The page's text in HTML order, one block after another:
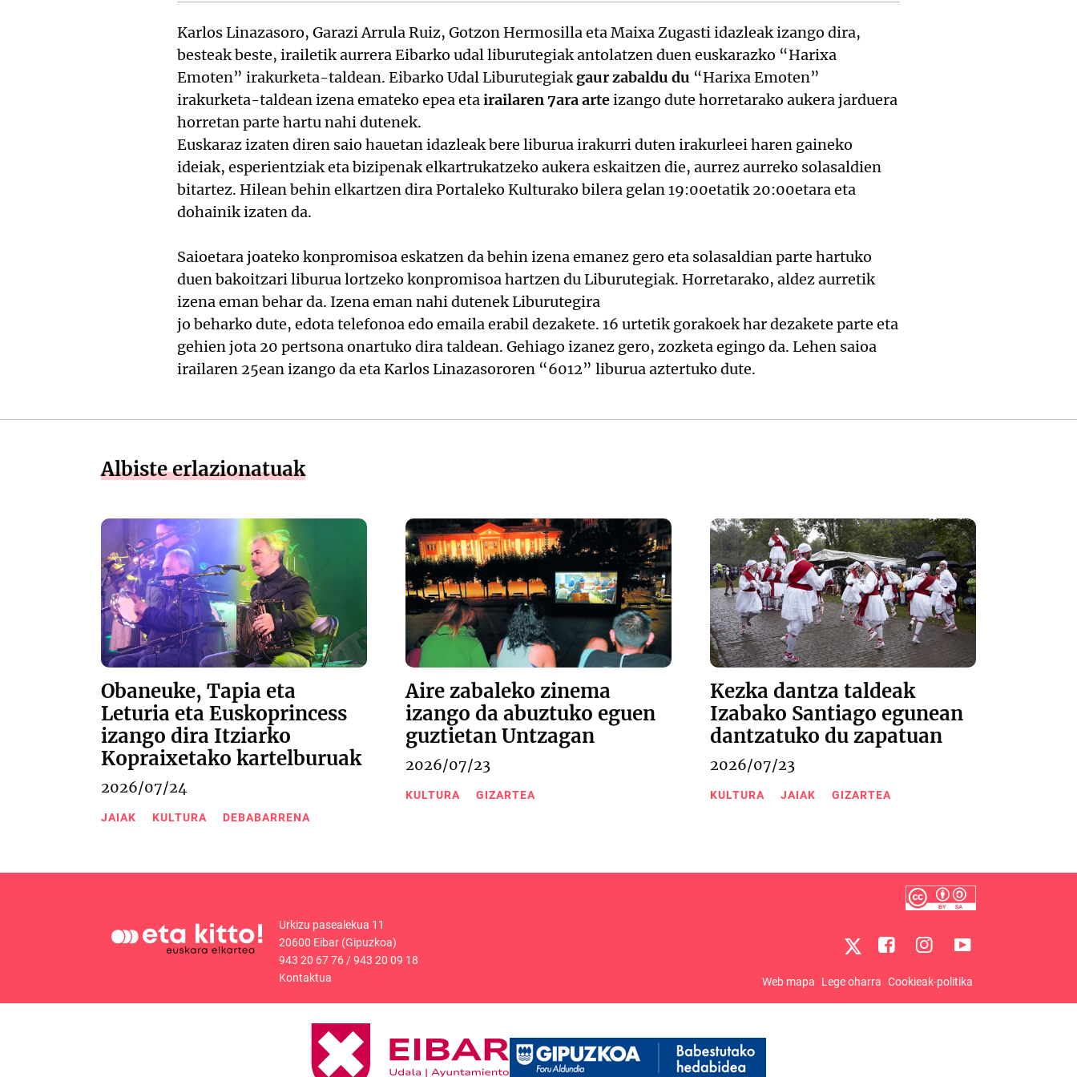
Karlos Linazasoro, Garazi Arrula Ruiz, Gotzon Hermosilla eta Maixa Zugasti idazleak izango dira,
besteak beste, irailetik aurrera Eibarko udal liburutegiak antolatzen duen euskarazko “Harixa
Emoten” irakurketa-taldean. Eibarko Udal Liburutegiakgaurzabaldu du “Harixa Emoten”
irakurketa-taldean izena emateko epea etairailaren 7ara arteizango dute horretarako aukera jarduera
horretan parte hartu nahi dutenek.
Euskaraz izaten diren saio hauetan idazleak bere liburua irakurri duten irakurleei haren gaineko
ideiak, esperientziak eta bizipenak elkartrukatzeko aukera eskaitzen die, aurrez aurreko solasaldien
bitartez. Hilean behin elkartzen dira Portaleko Kulturako bilera gelan 19:00etatik 20:00etara eta
dohainik izaten da.
Saioetara joateko konpromisoa eskatzen da behin izena emanez gero eta solasaldian parte hartuko
duen bakoitzari liburua lortzeko konpromisoa hartzen du Liburutegiak. Horretarako, aldez aurretik
izena eman behar da. Izena eman nahi dutenek Liburutegira
jo beharko dute, edota telefonoa edo emaila erabil dezakete. 16 urtetik gorakoek har dezakete parte eta
gehien jota 20 pertsona onartuko dira taldean. Gehiago izanez gero, zozketa egingo da. Lehen saioa
irailaren 25ean izango da eta Karlos Linazasororen “6012” liburua aztertuko dute.
Albiste erlazionatuak
Obaneuke, Tapia eta
Leturia eta Euskoprincess
izango dira Itziarko
Kopraixetako kartelburuak
2026/07/24
JAIAK KULTURA DEBABARRENA
Aire zabaleko zinema
izango da abuztuko eguen
guztietan Untzagan
2026/07/23
KULTURA GIZARTEA
Kezka dantza taldeak
Izabako Santiago egunean
dantzatuko du zapatuan
2026/07/23
KULTURA JAIAK GIZARTEA
Urkizu pasealekua 11
20600 Eibar (Gipuzkoa)
943 20 67 76/943 20 09 18
Kontaktua
Web mapa Lege oharra Cookieak-politika